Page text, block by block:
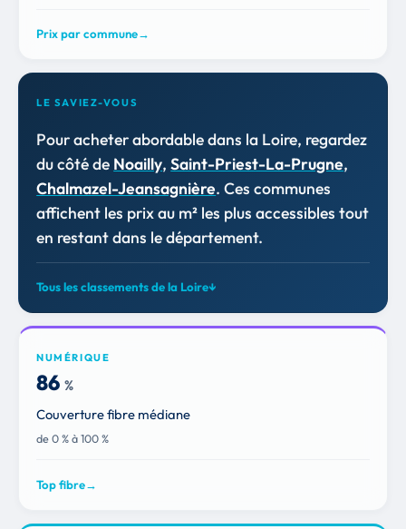
Prix par commune→
LE SAVIEZ-VOUS
Pour acheter abordable dans la Loire, regardez
du côté de Noailly,Saint-Priest-La-Prugne,
Chalmazel-Jeansagnière. Ces communes
affichent les prix au m² les plus accessibles tout
en restant dans le département.
Tous les classements de la Loire↓
NUMÉRIQUE
86 %
Couverture fibre médiane
de 0 % à 100 %
Top fibre→